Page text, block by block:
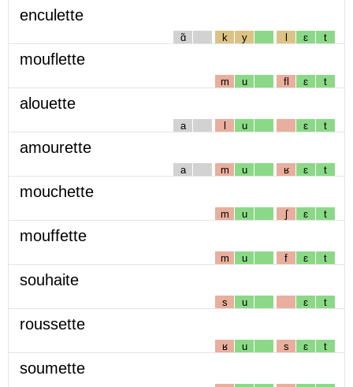
enculette
ɑ̃ k y l ɛ t
mouflette
m u fl ɛ t
alouette
a l u ɛ t
amourette
a m u ʁ ɛ t
mouchette
m u ʃ ɛ t
mouffette
m u f ɛ t
souhaite
s u ɛ t
roussette
ʁ u s ɛ t
soumette